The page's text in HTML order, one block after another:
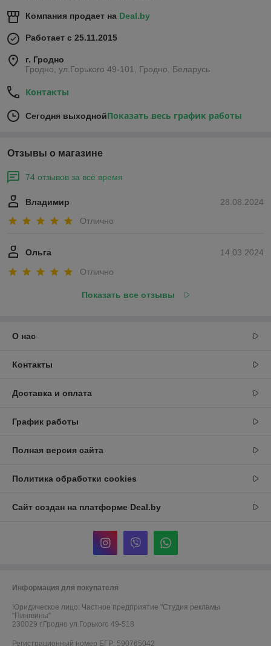
Компания продает на Deal.by
Работает с 25.11.2015
г. Гродно
Гродно, ул.Горького 49-101, Гродно, Беларусь
Контакты
Сегодня выходнойПоказать весь график работы
Отзывы о магазине
74 отзывов за всё время
28.08.2024
Владимир
Отлично
14.03.2024
Ольга
Отлично
Показать все отзывы
О нас
Контакты
Доставка и оплата
График работы
Полная версия сайта
Политика обработки cookies
Сайт создан на платформе Deal.by
Информация для покупателя
Юридическое лицо: Частное предприятие "Студия рекламы
"Пингвины"
230029 г.Гродно ул.Горького 49-518
Регистрационный номер ЕГР: 590765042